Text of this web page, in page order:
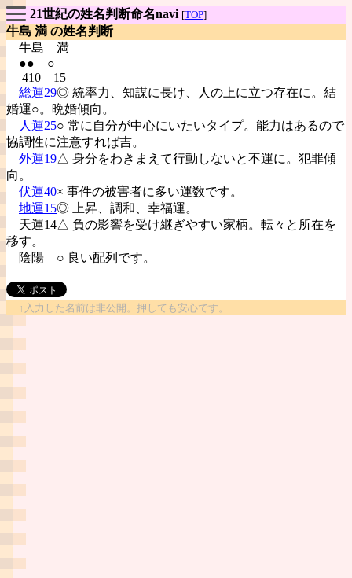
21世紀の姓名判断命名navi [TOP]
牛島 満 の姓名判断
牛島 満
●● ○
410 15
総運29◎ 統率力、知謀に長け、人の上に立つ存在に。結
婚運○。晩婚傾向。
人運25○ 常に自分が中心にいたいタイプ。能力はあるので
協調性に注意すれば吉。
外運19△ 身分をわきまえて行動しないと不運に。犯罪傾
向。
伏運40× 事件の被害者に多い運数です。
地運15◎ 上昇、調和、幸福運。
天運14△ 負の影響を受け継ぎやすい家柄。転々と所在を
移す。
陰陽 ○ 良い配列です。
↑入力した名前は非公開。押しても安心です。